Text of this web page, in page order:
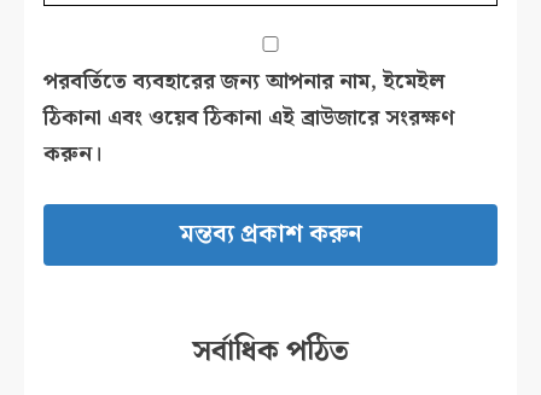
পরবর্তিতে ব্যবহারের জন্য আপনার নাম, ইমেইল
ঠিকানা এবং ওয়েব ঠিকানা এই ব্রাউজারে সংরক্ষণ
করুন।
সর্বাধিক পঠিত